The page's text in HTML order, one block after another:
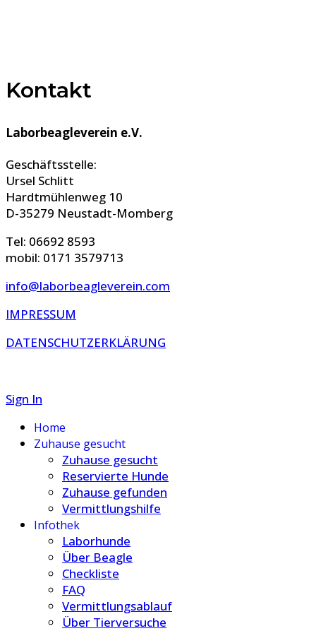
Kontakt
Laborbeagleverein e.V.
Geschäftsstelle:
Ursel Schlitt
Hardtmühlenweg 10
D-35279 Neustadt-Momberg
Tel: 06692 8593
mobil: 0171 3579713
info@laborbeagleverein.com
IMPRESSUM
DATENSCHUTZERKLÄRUNG
Sign In
Home
Zuhause gesucht
Zuhause gesucht
Reservierte Hunde
Zuhause gefunden
Vermittlungshilfe
Infothek
Laborhunde
Über Beagle
Checkliste
FAQ
Vermittlungsablauf
Über Tierversuche